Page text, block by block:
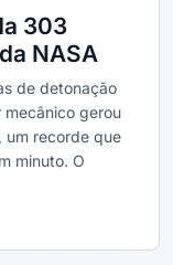
303
NASA
de detonação
gerou
um recorde que
minuto. O